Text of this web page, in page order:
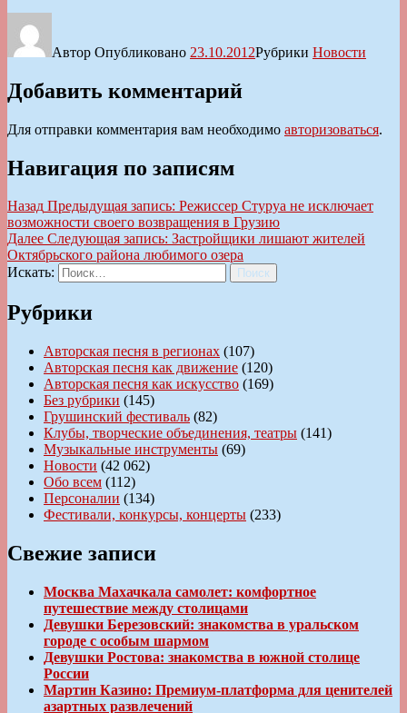
Автор Опубликовано 23.10.2012Рубрики Новости
Добавить комментарий
Для отправки комментария вам необходимо авторизоваться.
Навигация по записям
Назад Предыдущая запись: Режиссер Стуруа не исключает
возможности своего возвращения в Грузию
Далее Следующая запись: Застройщики лишают жителей
Октябрьского района любимого озера
Искать:
Поиск
Рубрики
Авторская песня в регионах (107)
Авторская песня как движение (120)
Авторская песня как искусство (169)
Без рубрики (145)
Грушинский фестиваль (82)
Клубы, творческие объединения, театры (141)
Музыкальные инструменты (69)
Новости (42 062)
Обо всем (112)
Персоналии (134)
Фестивали, конкурсы, концерты (233)
Свежие записи
Москва Махачкала самолет: комфортное
путешествие между столицами
Девушки Березовский: знакомства в уральском
городе с особым шармом
Девушки Ростова: знакомства в южной столице
России
Мартин Казино: Премиум-платформа для ценителей
азартных развлечений